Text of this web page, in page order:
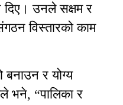
दिए। उनले सक्षम र
विस्तारको काम
बनाउन र योग्य
भने, “पालिका र